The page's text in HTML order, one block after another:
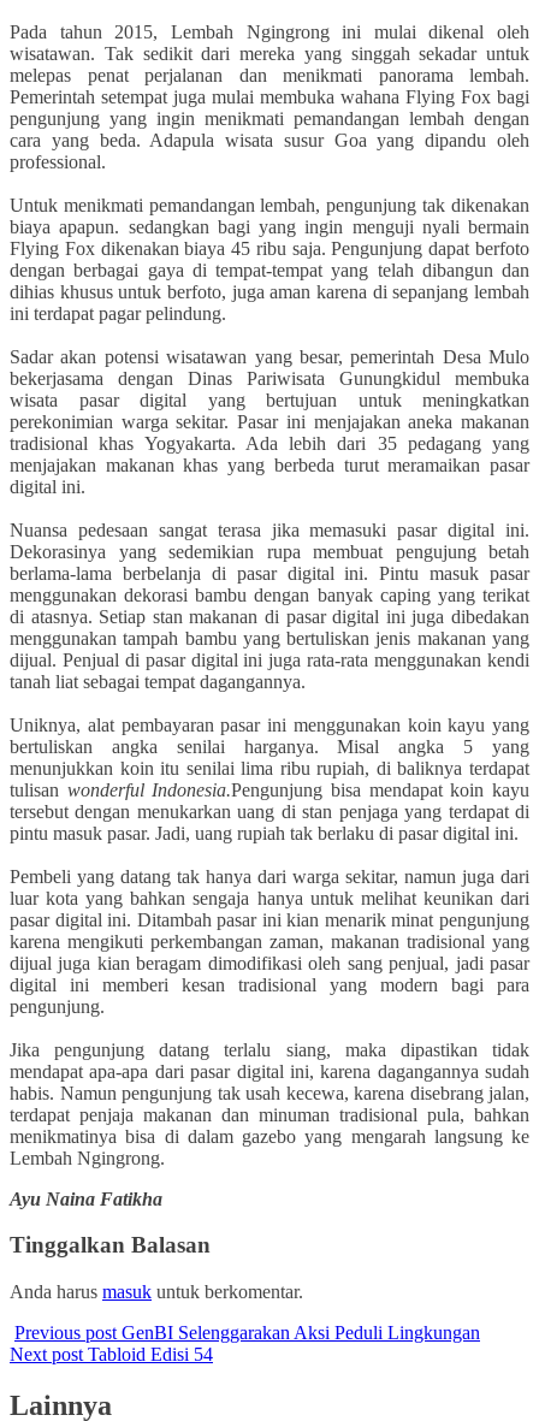
Pada tahun 2015, Lembah Ngingrong ini mulai dikenal oleh
wisatawan. Tak sedikit dari mereka yang singgah sekadar untuk
melepas penat perjalanan dan menikmati panorama lembah.
Pemerintah setempat juga mulai membuka wahana Flying Fox bagi
pengunjung yang ingin menikmati pemandangan lembah dengan
cara yang beda. Adapula wisata susur Goa yang dipandu oleh
professional.
Untuk menikmati pemandangan lembah, pengunjung tak dikenakan
biaya apapun. sedangkan bagi yang ingin menguji nyali bermain
Flying Fox dikenakan biaya 45 ribu saja. Pengunjung dapat berfoto
dengan berbagai gaya di tempat-tempat yang telah dibangun dan
dihias khusus untuk berfoto, juga aman karena di sepanjang lembah
ini terdapat pagar pelindung.
Sadar akan potensi wisatawan yang besar, pemerintah Desa Mulo
bekerjasama dengan Dinas Pariwisata Gunungkidul membuka
wisata pasar digital yang bertujuan untuk meningkatkan
perekonimian warga sekitar. Pasar ini menjajakan aneka makanan
tradisional khas Yogyakarta. Ada lebih dari 35 pedagang yang
menjajakan makanan khas yang berbeda turut meramaikan pasar
digital ini.
Nuansa pedesaan sangat terasa jika memasuki pasar digital ini.
Dekorasinya yang sedemikian rupa membuat pengujung betah
berlama-lama berbelanja di pasar digital ini. Pintu masuk pasar
menggunakan dekorasi bambu dengan banyak caping yang terikat
di atasnya. Setiap stan makanan di pasar digital ini juga dibedakan
menggunakan tampah bambu yang bertuliskan jenis makanan yang
dijual. Penjual di pasar digital ini juga rata-rata menggunakan kendi
tanah liat sebagai tempat dagangannya.
Uniknya, alat pembayaran pasar ini menggunakan koin kayu yang
bertuliskan angka senilai harganya. Misal angka 5 yang
menunjukkan koin itu senilai lima ribu rupiah, di baliknya terdapat
tulisan wonderful Indonesia.Pengunjung bisa mendapat koin kayu
tersebut dengan menukarkan uang di stan penjaga yang terdapat di
pintu masuk pasar. Jadi, uang rupiah tak berlaku di pasar digital ini.
Pembeli yang datang tak hanya dari warga sekitar, namun juga dari
luar kota yang bahkan sengaja hanya untuk melihat keunikan dari
pasar digital ini. Ditambah pasar ini kian menarik minat pengunjung
karena mengikuti perkembangan zaman, makanan tradisional yang
dijual juga kian beragam dimodifikasi oleh sang penjual, jadi pasar
digital ini memberi kesan tradisional yang modern bagi para
pengunjung.
Jika pengunjung datang terlalu siang, maka dipastikan tidak
mendapat apa-apa dari pasar digital ini, karena dagangannya sudah
habis. Namun pengunjung tak usah kecewa, karena disebrang jalan,
terdapat penjaja makanan dan minuman tradisional pula, bahkan
menikmatinya bisa di dalam gazebo yang mengarah langsung ke
Lembah Ngingrong.
Ayu Naina Fatikha
Tinggalkan Balasan
Anda harus masuk untuk berkomentar.
Previous post GenBI Selenggarakan Aksi Peduli Lingkungan
Next post Tabloid Edisi 54
Lainnya